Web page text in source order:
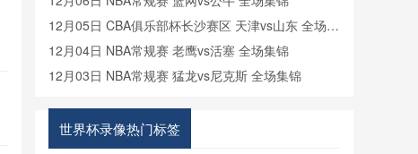
12月05日 CBA俱乐部杯长沙赛区 天津vs山东 全场录
像回放
12月04日 NBA常规赛 老鹰vs活塞 全场集锦
12月03日 NBA常规赛 猛龙vs尼克斯 全场集锦
世界杯录像热门标签